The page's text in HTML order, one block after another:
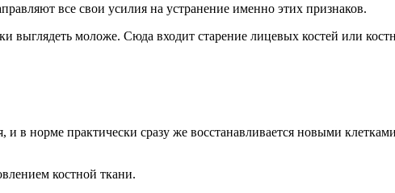
все свои усилия на устранение именно этих признаков.
выглядеть моложе. Сюда входит старение лицевых костей или
и в норме практически сразу же восстанавливается новыми
костной ткани.